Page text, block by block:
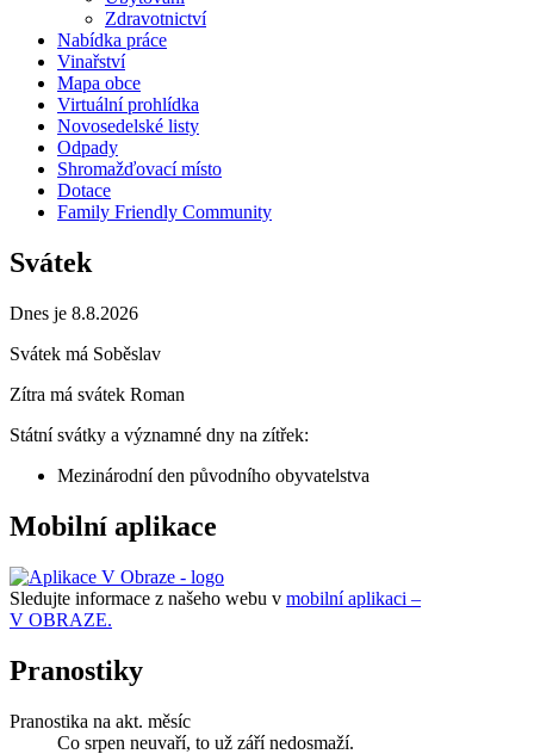
Zdravotnictví
Nabídka práce
Vinařství
Mapa obce
Virtuální prohlídka
Novosedelské listy
Odpady
Shromažďovací místo
Dotace
Family Friendly Community
Svátek
Dnes je 8.8.2026
Svátek má Soběslav
Zítra má svátek Roman
Státní svátky a významné dny na zítřek:
Mezinárodní den původního obyvatelstva
Mobilní aplikace
Sledujte informace z našeho webu v mobilní aplikaci –
V OBRAZE.
Pranostiky
Pranostika na akt. měsíc
Co srpen neuvaří, to už září nedosmaží.